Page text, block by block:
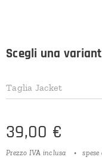
Scegli una
Taglia Jacket
39,00 €
Prezzo IVA inclusa